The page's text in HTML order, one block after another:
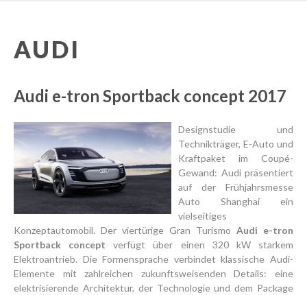
AUDI
Audi e-tron Sportback concept 2017
Designstudie und
Technikträger, E-Auto und
Kraftpaket im Coupé-
Gewand: Audi präsentiert
auf der Frühjahrsmesse
Auto Shanghai ein
vielseitiges
Konzeptautomobil. Der viertürige Gran Turismo Audi e-tron
Sportback concept verfügt über einen 320 kW starkem
Elektroantrieb. Die Formensprache verbindet klassische Audi-
Elemente mit zahlreichen zukunftsweisenden Details: eine
elektrisierende Architektur, der Technologie und dem Package